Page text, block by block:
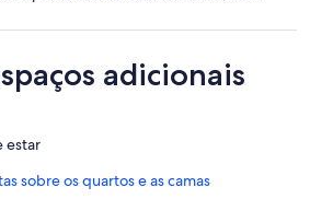
adicionais
estar
sobre os quartos e as camas